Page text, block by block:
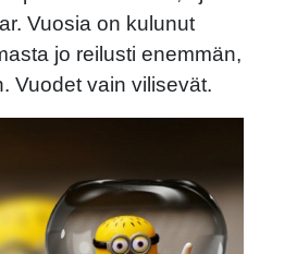
Vuosia on kulunut
jo reilusti enemmän,
Vuodet vain vilisevät.